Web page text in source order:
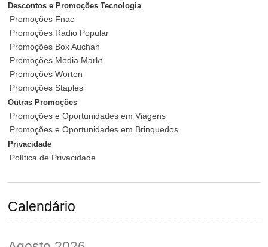
Descontos e Promoções Tecnologia
Promoções Fnac
Promoções Rádio Popular
Promoções Box Auchan
Promoções Media Markt
Promoções Worten
Promoções Staples
Outras Promoções
Promoções e Oportunidades em Viagens
Promoções e Oportunidades em Brinquedos
Privacidade
Política de Privacidade
Calendário